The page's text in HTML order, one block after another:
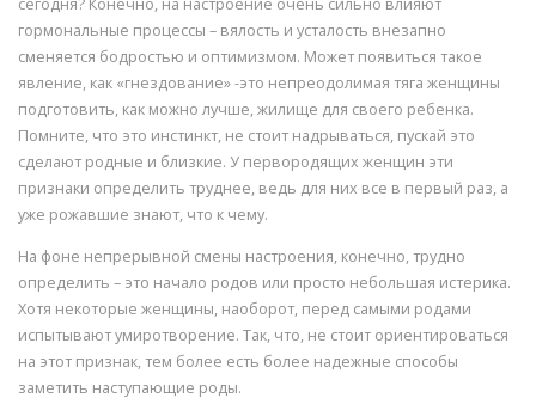
сегодня? Конечно, на настроение очень сильно влияют
гормональные процессы – вялость и усталость внезапно
сменяется бодростью и оптимизмом. Может появиться такое
явление, как «гнездование» -это непреодолимая тяга женщины
подготовить, как можно лучше, жилище для своего ребенка.
Помните, что это инстинкт, не стоит надрываться, пускай это
сделают родные и близкие. У первородящих женщин эти
признаки определить труднее, ведь для них все в первый раз, а
уже рожавшие знают, что к чему.
На фоне непрерывной смены настроения, конечно, трудно
определить – это начало родов или просто небольшая истерика.
Хотя некоторые женщины, наоборот, перед самыми родами
испытывают умиротворение. Так, что, не стоит ориентироваться
на этот признак, тем более есть более надежные способы
заметить наступающие роды.